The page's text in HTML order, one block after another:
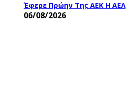
Έφερε Πρώην Της ΑΕΚ Η ΑΕΛ
06/08/2026